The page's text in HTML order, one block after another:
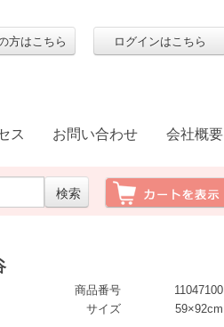
ログインはこちら
方はこちら
ス お問い合わせ 会社概要
11047100
商品番号
59×92cm
サイズ